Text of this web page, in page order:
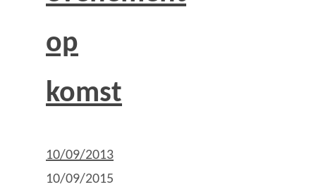
op
komst
10/09/2013
10/09/2015